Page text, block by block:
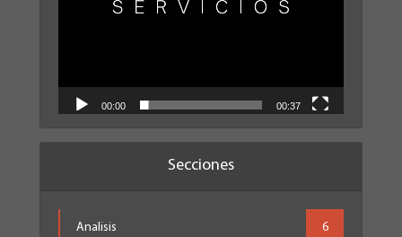
00:00 00:37
Secciones
Analisis 6